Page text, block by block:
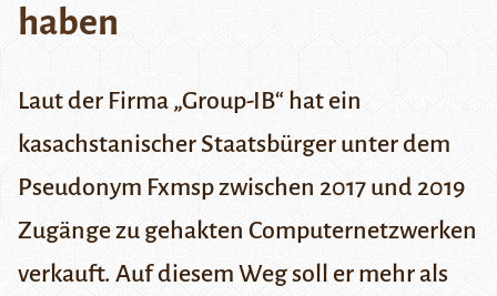
haben
Laut der Firma „Group-IB“ hat ein
kasachstanischer Staatsbürger unter dem
Pseudonym Fxmsp zwischen 2017 und 2019
Zugänge zu gehakten Computernetzwerken
verkauft. Auf diesem Weg soll er mehr als